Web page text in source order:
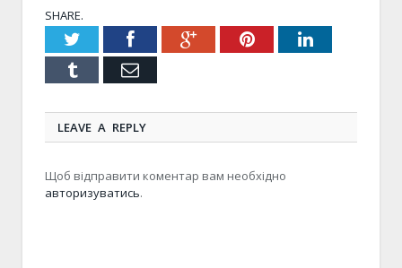
SHARE.
TwitterFacebookGoogle+PinterestLinkedIn
Tumblr Email
LEAVE A REPLY
Щоб відправити коментар вам необхідно
авторизуватись.